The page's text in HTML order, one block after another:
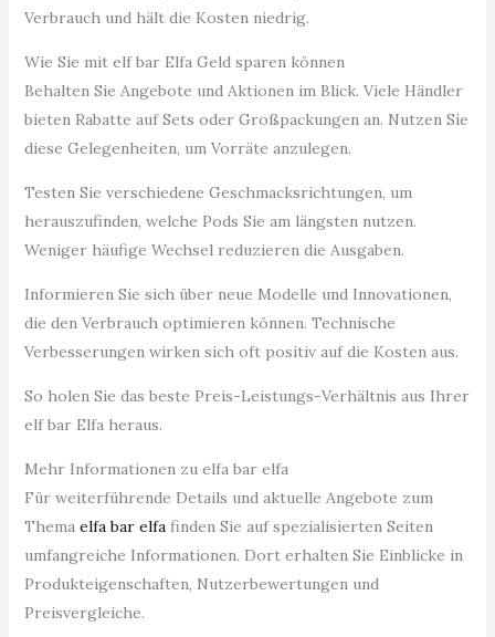
Verbrauch und hält die Kosten niedrig.
Wie Sie mit elf bar Elfa Geld sparen können
Behalten Sie Angebote und Aktionen im Blick. Viele Händler
bieten Rabatte auf Sets oder Großpackungen an. Nutzen Sie
diese Gelegenheiten, um Vorräte anzulegen.
Testen Sie verschiedene Geschmacksrichtungen, um
herauszufinden, welche Pods Sie am längsten nutzen.
Weniger häufige Wechsel reduzieren die Ausgaben.
Informieren Sie sich über neue Modelle und Innovationen,
die den Verbrauch optimieren können. Technische
Verbesserungen wirken sich oft positiv auf die Kosten aus.
So holen Sie das beste Preis-Leistungs-Verhältnis aus Ihrer
elf bar Elfa heraus.
Mehr Informationen zu elfa bar elfa
Für weiterführende Details und aktuelle Angebote zum
Thema elfa bar elfafinden Sie auf spezialisierten Seiten
umfangreiche Informationen. Dort erhalten Sie Einblicke in
Produkteigenschaften, Nutzerbewertungen und
Preisvergleiche.